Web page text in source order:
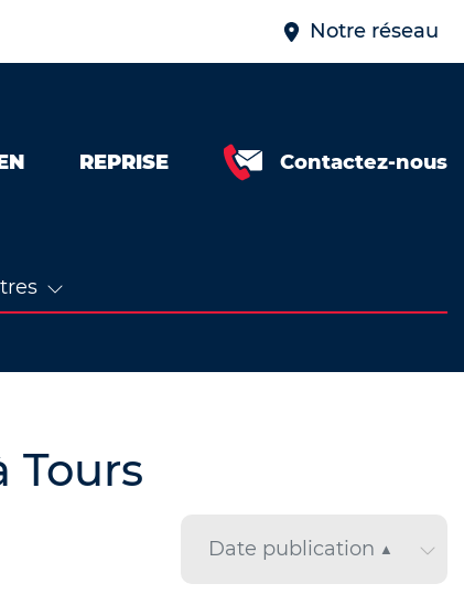
Notre réseau
REPRISE Contactez-nous
Tours